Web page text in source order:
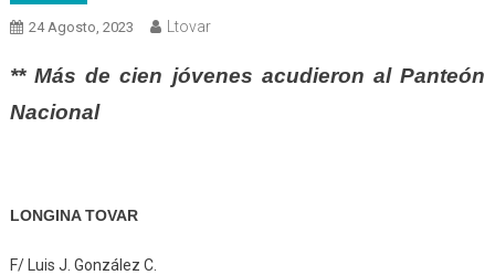
24 Agosto, 2023 Ltovar
** Más de cien jóvenes acudieron al Panteón
Nacional
LONGINA TOVAR
F/ Luis J. González C.